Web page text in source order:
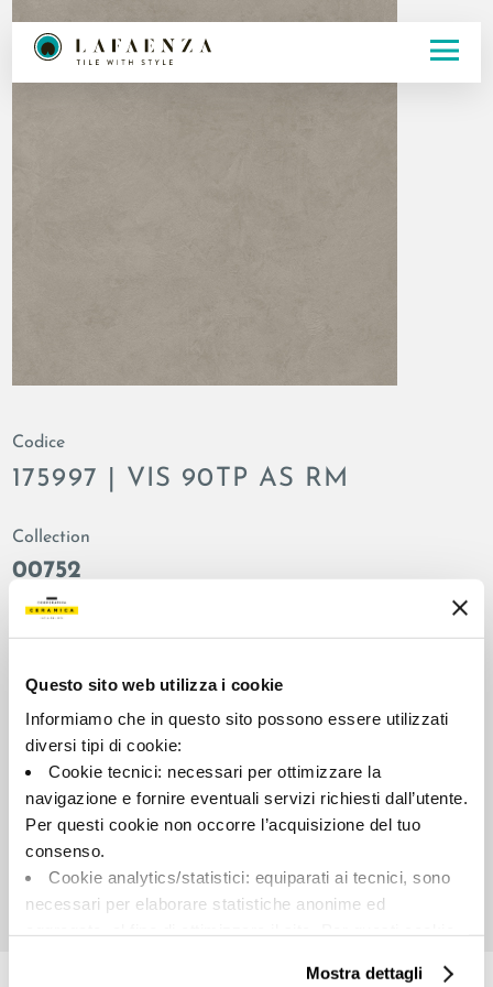
Questo sito web utilizza i cookie
Informiamo che in questo sito possono essere utilizzati
diversi tipi di cookie:
Cookie tecnici: necessari per ottimizzare la
navigazione e fornire eventuali servizi richiesti dall’utente.
Per questi cookie non occorre l’acquisizione del tuo
consenso.
Cookie analytics/statistici: equiparati ai tecnici, sono
necessari per elaborare statistiche anonime ed
Cookie di profilazione/marketing: sono utilizzati, solo
Mostra dettagli
Codice
175997 | VIS 90TP AS RM
Collection
00752
Colors:
Taupe
Plain
Format:
90.0x90.0
natural
matt
Shade variations:
Unit of measure:
MQ